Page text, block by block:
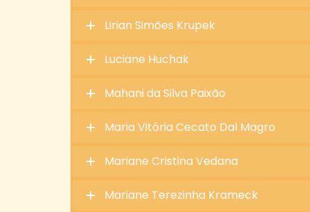
Lirian Simões Krupek
Luciane Huchak
Mahani da Silva Paixão
Maria Vitória Cecato Dal Magro
Mariane Cristina Vedana
Mariane Terezinha Krameck